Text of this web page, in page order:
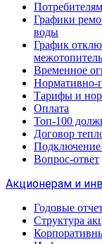
Потребителям
Графики
воды
График
Временное
Нормативно-
Тарифы и
Оплата
Топ-100
Договор
Подключение
Вопрос-ответ
Акционерам и
Годовые
Структура